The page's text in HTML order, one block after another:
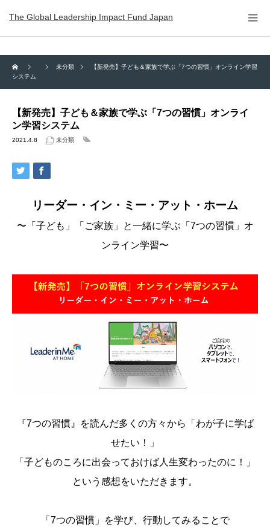
The Global Leadership Impact Fund Japan
未分類
【新発売】子ども＆家族で学ぶ「7つの習慣」オンライン学習
システム
【新発売】子ども＆家族で学ぶ「7つの習慣」オンライ
ン学習システム
2021.4.8 未分類
リーダー・イン・ミー・アット・ホーム
〜「子ども」「ご家族」と一緒に学ぶ「7つの習慣」オ
ンライン学習〜
『7つの習慣』を読んだ多くの方々から「わが子に学ば
せたい！」
「子どものころに出会っておけば人生変わったのに！」
という感想をいただきます。
「7つの習慣」を学び、行動してみることで